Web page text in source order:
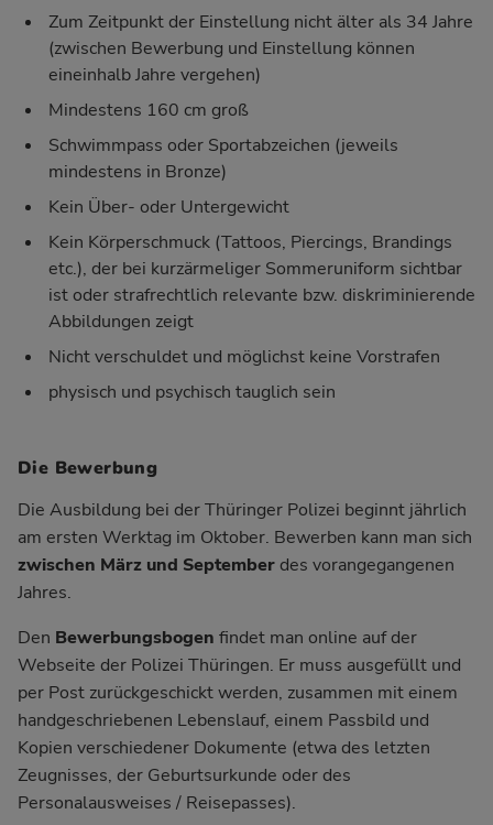
Zum Zeitpunkt der Einstellung nicht älter als 34 Jahre
(zwischen Bewerbung und Einstellung können
eineinhalb Jahre vergehen)
Mindestens 160 cm groß
Schwimmpass oder Sportabzeichen (jeweils
mindestens in Bronze)
Kein Über- oder Untergewicht
Kein Körperschmuck (Tattoos, Piercings, Brandings
etc.), der bei kurzärmeliger Sommeruniform sichtbar
ist oder strafrechtlich relevante bzw. diskriminierende
Abbildungen zeigt
Nicht verschuldet und möglichst keine Vorstrafen
physisch und psychisch tauglich sein
Die Bewerbung
Die Ausbildung bei der Thüringer Polizei beginnt jährlich
am ersten Werktag im Oktober. Bewerben kann man sich
zwischen März und September des vorangegangenen
Jahres.
Den Bewerbungsbogen findet man online auf der
Webseite der Polizei Thüringen. Er muss ausgefüllt und
per Post zurückgeschickt werden, zusammen mit einem
handgeschriebenen Lebenslauf, einem Passbild und
Kopien verschiedener Dokumente (etwa des letzten
Zeugnisses, der Geburtsurkunde oder des
Personalausweises / Reisepasses).